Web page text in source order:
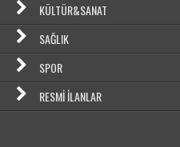
KÜLTÜR&SANAT
SAĞLIK
SPOR
RESMI İLANLAR